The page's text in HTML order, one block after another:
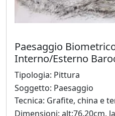
Ivana
Bortolossi
Paesaggio
Interno/Esterno
Tipologia: Pittura
Soggetto: Paesaggio
Tecnica: Grafite, china e
Dimensioni: alt:76.20cm,